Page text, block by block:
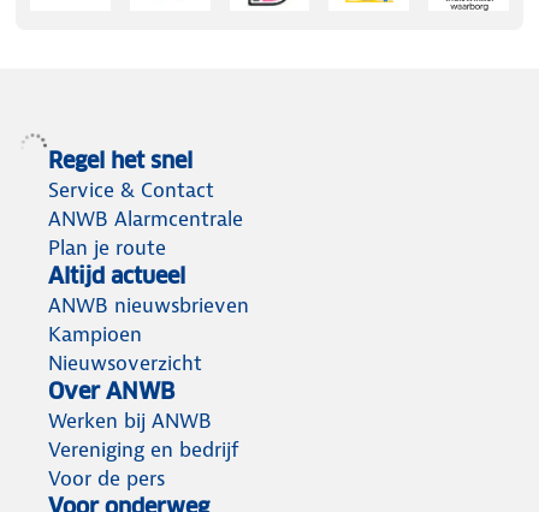
Regel het snel
Service & Contact
ANWB Alarmcentrale
Plan je route
Altijd actueel
ANWB nieuwsbrieven
Kampioen
Nieuwsoverzicht
Over ANWB
Werken bij ANWB
Vereniging en bedrijf
Voor de pers